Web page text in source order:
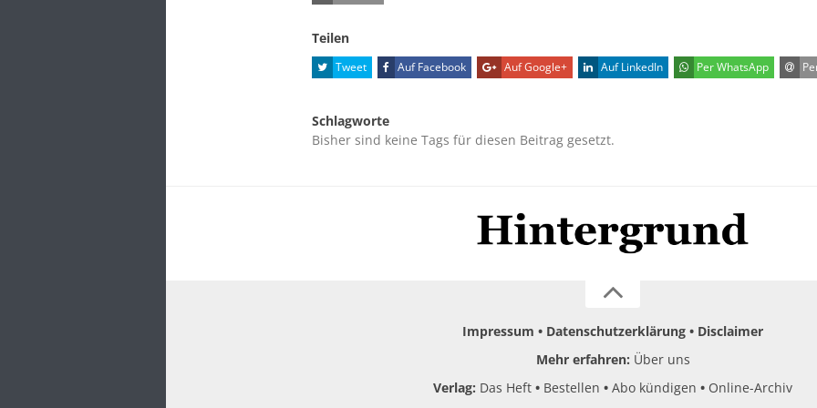
Teilen
Tweet Auf Facebook Auf Google+ Auf LinkedIn Per WhatsApp
Schlagworte
Bisher sind keine Tags für diesen Beitrag gesetzt.
Impressum Datenschutzerklärung
Disclaimer
Mehr erfahren: Über uns
Verlag: Das Heft Bestellen Abo kündigen Online-Archiv